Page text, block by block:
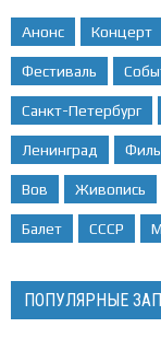
Анонс Концерт
Фестиваль
Санкт-Петербург
Ленинград
Вов Живопись
Балет СССР
ПОПУЛЯРНЫЕ